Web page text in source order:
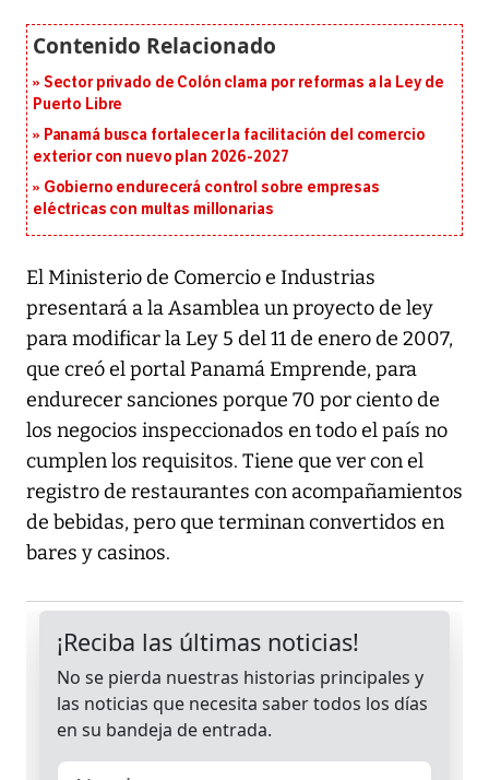
Sector privado de Colón clama por reformas a la Ley de
Puerto Libre
Panamá busca fortalecer la facilitación del comercio
exterior con nuevo plan 2026-2027
Gobierno endurecerá control sobre empresas
eléctricas con multas millonarias
El Ministerio de Comercio e Industrias
presentará a la Asamblea un proyecto de ley
para modificar la Ley 5 del 11 de enero de 2007,
que creó el portal Panamá Emprende, para
endurecer sanciones porque 70 por ciento de
los negocios inspeccionados en todo el país no
cumplen los requisitos. Tiene que ver con el
registro de restaurantes con acompañamientos
de bebidas, pero que terminan convertidos en
bares y casinos.